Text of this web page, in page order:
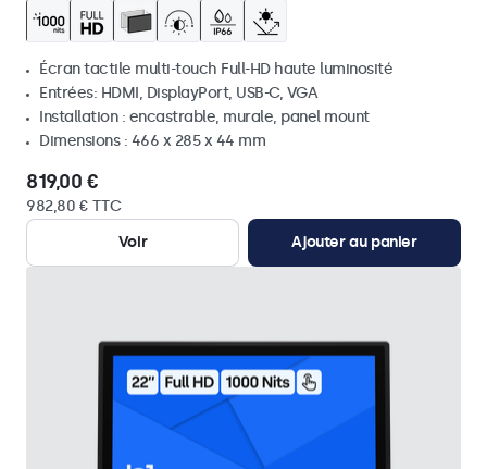
Écran tactile multi-touch Full-HD haute luminosité
Entrées: HDMI, DisplayPort, USB-C, VGA
Installation : encastrable, murale, panel mount
Dimensions : 466 x 285 x 44 mm
819,00 €
982,80 € TTC
Voir
Ajouter au panier